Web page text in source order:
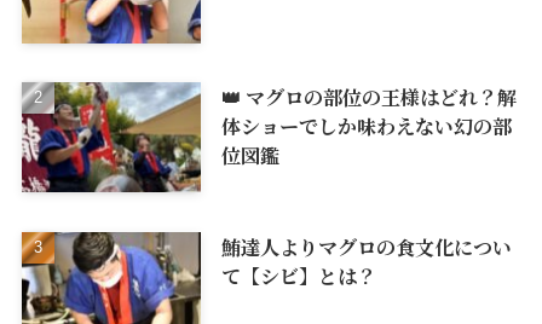
👑 マグロの部位の王様はどれ？解
体ショーでしか味わえない幻の部
位図鑑
鮪達人よりマグロの食文化につい
て【シビ】とは？